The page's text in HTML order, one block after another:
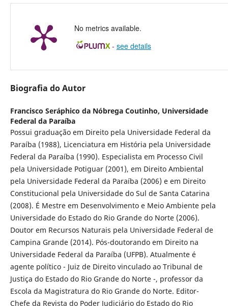
No metrics available.
- see details
Biografia do Autor
Francisco Seráphico da Nóbrega Coutinho, Universidade
Federal da Paraíba
Possui graduação em Direito pela Universidade Federal da
Paraíba (1988), Licenciatura em História pela Universidade
Federal da Paraíba (1990). Especialista em Processo Civil
pela Universidade Potiguar (2001), em Direito Ambiental
pela Universidade Federal da Paraíba (2006) e em Direito
Constitucional pela Universidade do Sul de Santa Catarina
(2008). É Mestre em Desenvolvimento e Meio Ambiente pela
Universidade do Estado do Rio Grande do Norte (2006).
Doutor em Recursos Naturais pela Universidade Federal de
Campina Grande (2014). Pós-doutorando em Direito na
Universidade Federal da Paraíba (UFPB). Atualmente é
agente político - Juiz de Direito vinculado ao Tribunal de
Justiça do Estado do Rio Grande do Norte -, professor da
Escola da Magistratura do Rio Grande do Norte. Editor-
Chefe da Revista do Poder Judiciário do Estado do Rio